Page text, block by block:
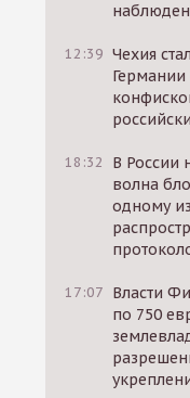
12:39 Чехия
Германии
18:32
В России
волна
одному
17:07 Власти
по 750